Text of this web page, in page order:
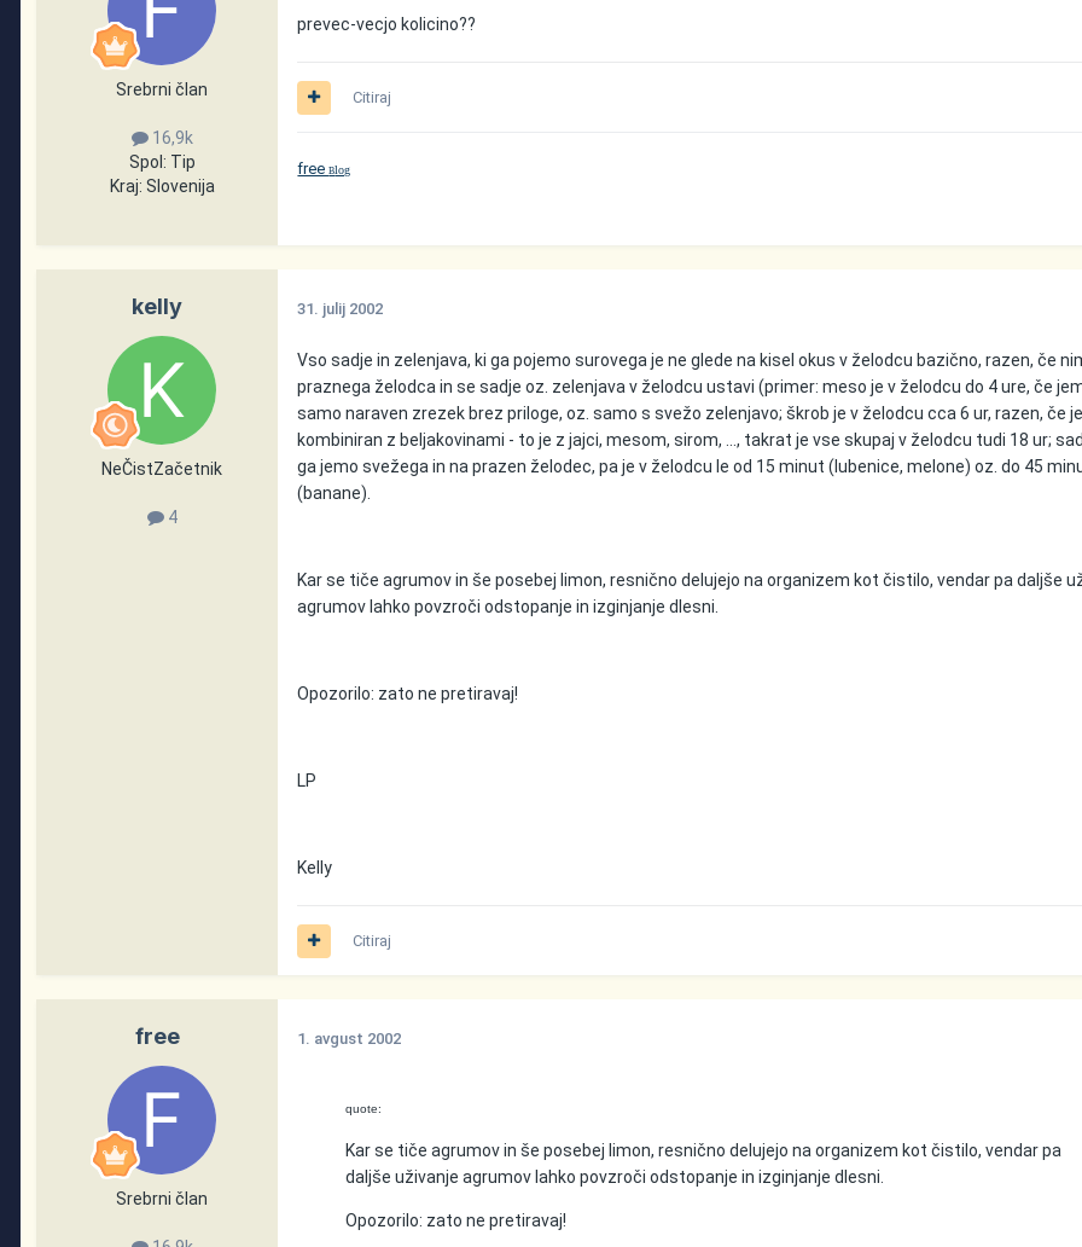
Srebrni član
16,9k
Spol: Tip
Kraj: Slovenija
prevec-vecjo kolicino??
Citiraj
freeBlog
kelly
NeČistZačetnik
4
31. julij 2002
Vso sadje in zelenjava, ki ga pojemo surovega je ne glede na kisel okus v želodcu bazično, razen, če
praznega želodca in se sadje oz. zelenjava v želodcu ustavi (primer: meso je v želodcu do 4 ure, če
samo naraven zrezek brez priloge, oz. samo s svežo zelenjavo; škrob je v želodcu cca 6 ur, razen, če
kombiniran z beljakovinami - to je z jajci, mesom, sirom, ..., takrat je vse skupaj v želodcu tudi 18 ur;
ga jemo svežega in na prazen želodec, pa je v želodcu le od 15 minut (lubenice, melone) oz. do 45
(banane).
Kar se tiče agrumov in še posebej limon, resnično delujejo na organizem kot čistilo, vendar pa daljše
agrumov lahko povzroči odstopanje in izginjanje dlesni.
Opozorilo: zato ne pretiravaj!
LP
Kelly
Citiraj
free
Srebrni član
1. avgust 2002
quote:
Kar se tiče agrumov in še posebej limon, resnično delujejo na organizem kot čistilo, vendar pa
daljše uživanje agrumov lahko povzroči odstopanje in izginjanje dlesni.
Opozorilo: zato ne pretiravaj!